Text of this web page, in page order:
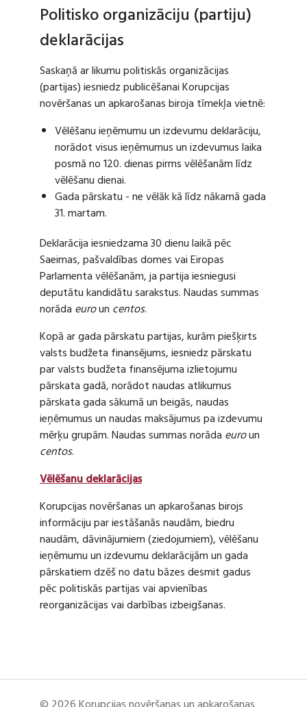
Politisko organizāciju (partiju)
deklarācijas
Saskaņā ar likumu politiskās organizācijas
(partijas) iesniedz publicēšanai Korupcijas
novēršanas un apkarošanas biroja tīmekļa vietnē:
Vēlēšanu ieņēmumu un izdevumu deklarāciju,
norādot visus ieņēmumus un izdevumus laika
posmā no 120. dienas pirms vēlēšanām līdz
vēlēšanu dienai.
Gada pārskatu - ne vēlāk kā līdz nākamā gada
31. martam.
Deklarācija iesniedzama 30 dienu laikā pēc
Saeimas, pašvaldības domes vai Eiropas
Parlamenta vēlēšanām, ja partija iesniegusi
deputātu kandidātu sarakstus. Naudas summas
norāda euroun centos.
Kopā ar gada pārskatu partijas, kurām piešķirts
valsts budžeta finansējums, iesniedz pārskatu
par valsts budžeta finansējuma izlietojumu
pārskata gadā, norādot naudas atlikumus
pārskata gada sākumā un beigās, naudas
ieņēmumus un naudas maksājumus pa izdevumu
mērķu grupām. Naudas summas norāda euroun
centos.
Vēlēšanu deklarācijas
Korupcijas novēršanas un apkarošanas birojs
informāciju par iestāšanās naudām, biedru
naudām, dāvinājumiem (ziedojumiem), vēlēšanu
ieņēmumu un izdevumu deklarācijām un gada
pārskatiem dzēš no datu bāzes desmit gadus
pēc politiskās partijas vai apvienības
reorganizācijas vai darbības izbeigšanas.